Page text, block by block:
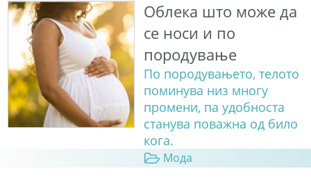
Облека што може да
се носи и по
породување
По породувањето, телото
поминува низ многу
промени, па удобноста
станува поважна од било
кога.
Мода